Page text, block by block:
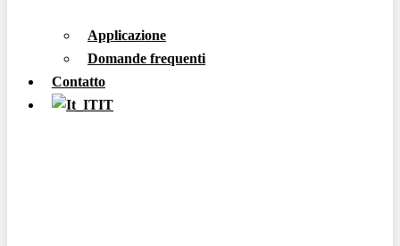
Applicazione
Domande frequenti
Contatto
IT